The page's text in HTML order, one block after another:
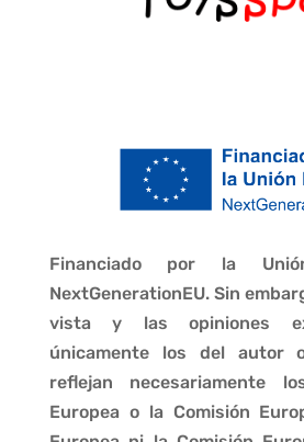
Financiado por la
NextGenerationEU. Sin
vista y las opiniones
únicamente los del autor
reflejan necesariamente
Europea o la Comisión